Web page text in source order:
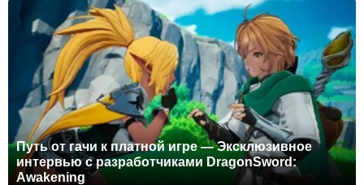
Путь от гачи к платной игре — Эксклюзивное
интервью с разработчиками DragonSword:
Awakening